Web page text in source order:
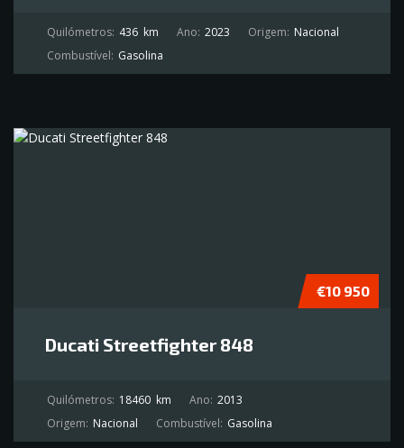
Quilómetros: 436 km Ano: 2023 Origem: Nacional
Combustível: Gasolina
€10 950
Ducati Streetfighter 848
Quilómetros: 18460 km Ano: 2013
Origem: Nacional Combustível: Gasolina